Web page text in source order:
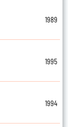
1989
1995
1994